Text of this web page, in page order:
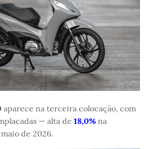
aparece na terceira colocação, com
— alta de 18,0% na
de 2026.